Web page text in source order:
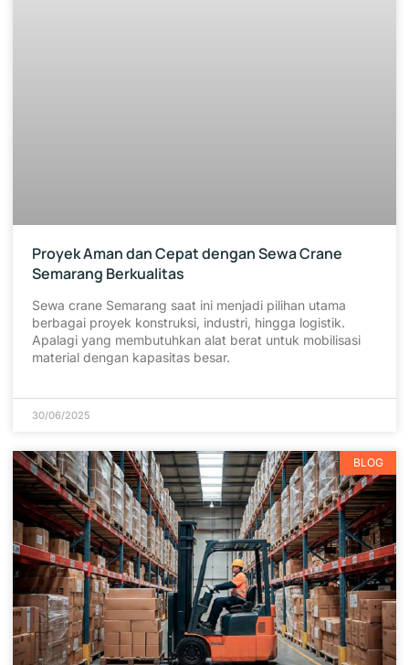
Proyek Aman dan Cepat dengan Sewa Crane
Semarang Berkualitas
Sewa crane Semarang saat ini menjadi pilihan utama
berbagai proyek konstruksi, industri, hingga logistik.
Apalagi yang membutuhkan alat berat untuk mobilisasi
material dengan kapasitas besar.
30/06/2025
BLOG